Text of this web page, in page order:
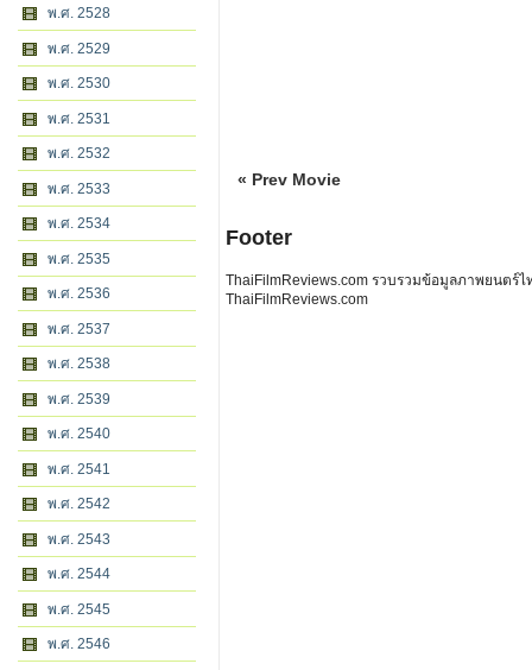
พ.ศ. 2528
พ.ศ. 2529
พ.ศ. 2530
พ.ศ. 2531
พ.ศ. 2532
พ.ศ. 2533
พ.ศ. 2534
พ.ศ. 2535
พ.ศ. 2536
พ.ศ. 2537
พ.ศ. 2538
พ.ศ. 2539
พ.ศ. 2540
พ.ศ. 2541
พ.ศ. 2542
พ.ศ. 2543
พ.ศ. 2544
พ.ศ. 2545
พ.ศ. 2546
« Prev Movie
Footer
ThaiFilmReviews.com รวบรวมข้อมูลภาพยนตร์
ThaiFilmReviews.com